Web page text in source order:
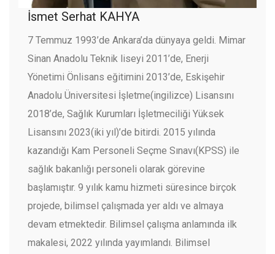
İsmet Serhat KAHYA
7 Temmuz 1993’de Ankara’da dünyaya geldi. Mimar
Sinan Anadolu Teknik liseyi 2011’de, Enerji
Yönetimi Önlisans eğitimini 2013’de, Eskişehir
Anadolu Üniversitesi İşletme(ingilizce) Lisansını
2018’de, Sağlık Kurumları İşletmeciliği Yüksek
Lisansını 2023(iki yıl)’de bitirdi. 2015 yılında
kazandığı Kam Personeli Seçme Sınavı(KPSS) ile
sağlık bakanlığı personeli olarak görevine
başlamıştır. 9 yılık kamu hizmeti süresince birçok
projede, bilimsel çalışmada yer aldı ve almaya
devam etmektedir. Bilimsel çalışma anlamında ilk
makalesi, 2022 yılında yayımlandı. Bilimsel